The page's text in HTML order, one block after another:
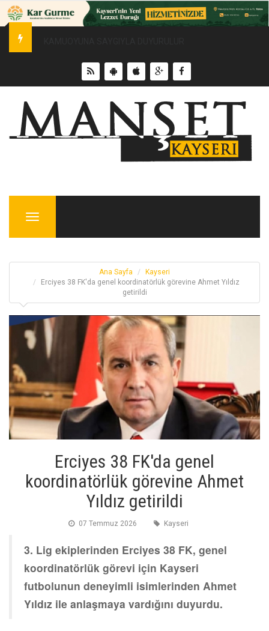
Menu
Ana Sayfa
Kayseri
Erciyes 38 FK'da genel koordinatörlük görevine Ahmet Yıldız
getirildi
Erciyes 38 FK'da genel
koordinatörlük görevine Ahmet
Yıldız getirildi
07 Temmuz 2026 Kayseri
3. Lig ekiplerinden Erciyes 38 FK, genel
koordinatörlük görevi için Kayseri
futbolunun deneyimli isimlerinden Ahmet
Yıldız ile anlaşmaya vardığını duyurdu.